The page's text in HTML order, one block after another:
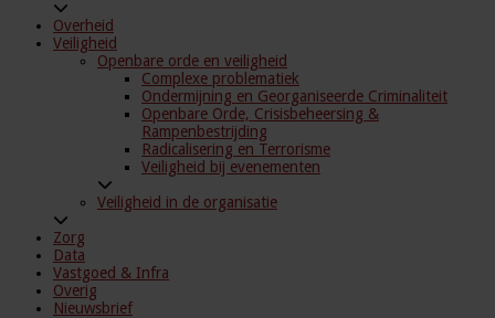
Overheid
Veiligheid
Openbare orde en veiligheid
Complexe problematiek
Ondermijning en Georganiseerde Criminaliteit
Openbare Orde, Crisisbeheersing &
Rampenbestrijding
Radicalisering en Terrorisme
Veiligheid bij evenementen
Veiligheid in de organisatie
Zorg
Data
Vastgoed & Infra
Overig
Nieuwsbrief